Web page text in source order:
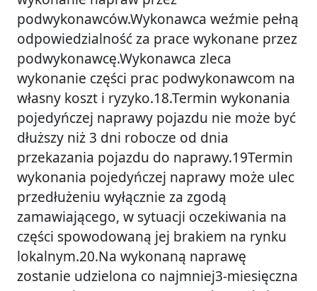
podwykonawców.Wykonawca weźmie pełną
odpowiedzialność za prace wykonane przez
podwykonawcę.Wykonawca zleca
wykonanie części prac podwykonawcom na
własny koszt i ryzyko.18.Termin wykonania
pojedyńczej naprawy pojazdu nie może być
dłuższy niż 3 dni robocze od dnia
przekazania pojazdu do naprawy.19Termin
wykonania pojedyńczej naprawy może ulec
przedłużeniu wyłącznie za zgodą
zamawiającego, w sytuacji oczekiwania na
części spowodowaną jej brakiem na rynku
lokalnym.20.Na wykonaną naprawę
zostanie udzielona co najmniej3-miesięczna